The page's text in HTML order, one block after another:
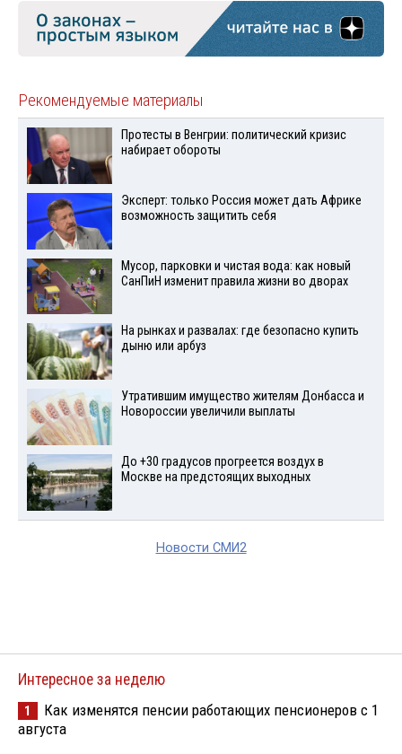
Рекомендуемые материалы
Протесты в Венгрии: политический кризис
набирает обороты
Эксперт: только Россия может дать Африке
возможность защитить себя
Мусор, парковки и чистая вода: как новый
СанПиН изменит правила жизни во дворах
На рынках и развалах: где безопасно купить
дыню или арбуз
Утратившим имущество жителям Донбасса и
Новороссии увеличили выплаты
До +30 градусов прогреется воздух в
Москве на предстоящих выходных
Новости СМИ2
Интересное за неделю
1
Как изменятся пенсии работающих пенсионеров с 1
августа